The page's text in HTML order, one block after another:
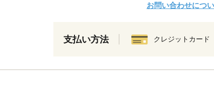
お問い合わせにつ
支払い方法 クレジットカード